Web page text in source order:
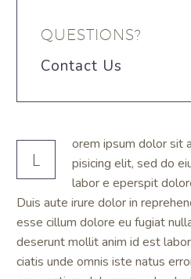
QUESTIONS?
Contact Us
L
orem ipsum dolor sit
pisicing elit, sed do
labor e eperspit
Duis aute irure dolor in
esse cillum dolore eu fugiat
deserunt mollit anim id est
ciatis unde omnis iste natus